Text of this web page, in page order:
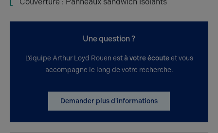
Une question ?
L’équipe Arthur Loyd Rouen est à votre écouteet vous
accompagne le long de votre recherche.
Demander plus d'informations